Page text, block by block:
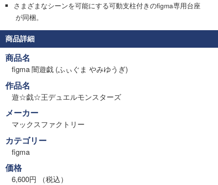
さまざまなシーンを可能にする可動支柱付きのfigma専用台座
が同梱。
商品詳細
商品名
figma 闇遊戯 (ふぃぐま やみゆうぎ)
作品名
遊☆戯☆王デュエルモンスターズ
メーカー
マックスファクトリー
カテゴリー
figma
価格
6,600円 （税込）